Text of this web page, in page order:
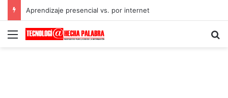
Aprendizaje presencial vs. por internet
Menú